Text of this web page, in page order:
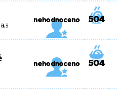
nehodnoceno 504
nehodnoceno 504